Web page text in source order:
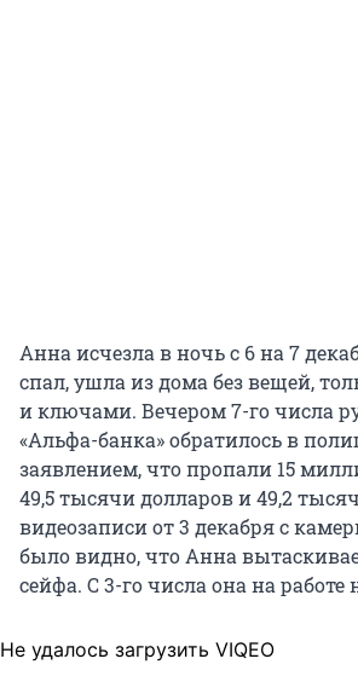
Анна исчезла в ночь с 6 на 7
спал, ушла из дома без вещей,
и ключами. Вечером 7-го числа
«Альфа-банка» обратилось в
заявлением, что пропали 15
49,5 тысячи долларов и 49,2
видеозаписи от 3 декабря с
было видно, что Анна
сейфа. С 3-го числа она на работе
Не удалось загрузить VIQEO